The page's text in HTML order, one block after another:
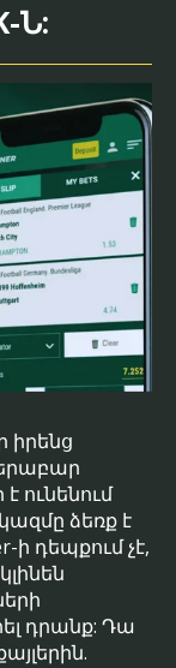
Ն:
իրենց
ունենում
ձեռք է
ի դեպքում չէ,
դրանք: Դա